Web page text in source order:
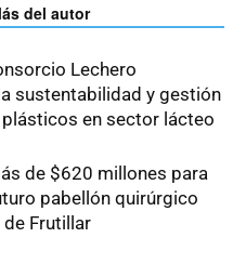
del autor
Lechero
sustentabilidad y gestión
en sector lácteo
de $620 millones para
pabellón quirúrgico
Frutillar